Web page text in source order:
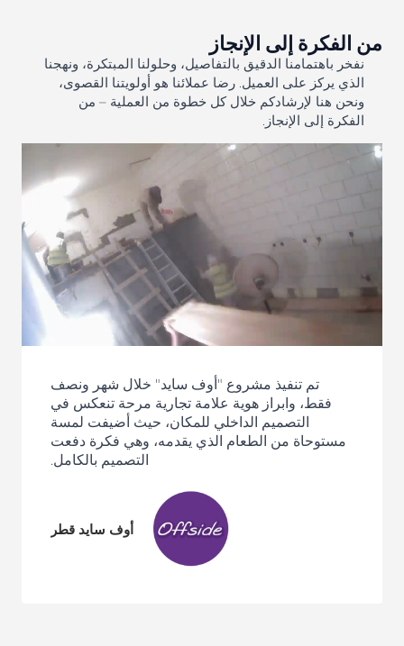
من الفكرة إلى الإنجاز
نفخر باهتمامنا الدقيق بالتفاصيل، وحلولنا المبتكرة، ونهجنا
الذي يركز على العميل. رضا عملائنا هو أولويتنا القصوى،
ونحن هنا لإرشادكم خلال كل خطوة من العملية – من
الفكرة إلى الإنجاز.
تم تنفيذ مشروع "أوف سايد" خلال شهر ونصف
فقط، وابراز هوية علامة تجارية مرحة تنعكس في
التصميم الداخلي للمكان، حيث أضيفت لمسة
مستوحاة من الطعام الذي يقدمه، وهي فكرة دفعت
التصميم بالكامل.
أوف سايد قطر